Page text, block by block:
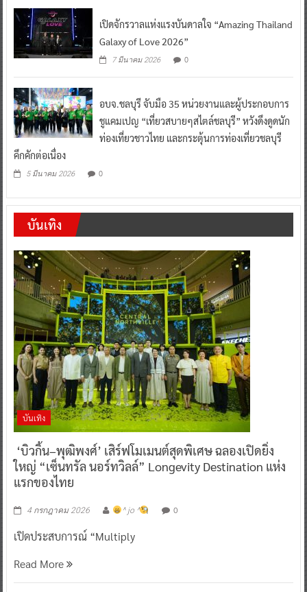
เปิดจักรวาลแห่งแรงบันดาลใจ “Amazing Thailand
Galaxy of Love 2026”
7 มีนาคม 2026 0
อบจ.ชลบุรี จับมือ 35 หน่วยงานและผู้ประกอบการ
ชูแคมเปญ “เที่ยวสบายๆสไตล์ชลบุรี” หวังดึงดูดนัก
ท่องเที่ยวชาวไทย และกระตุ้นการท่องเที่ยวชลบุรี
คึกคักต่อเนื่อง
5 มีนาคม 2026 0
บันเทิง
บันเทิง
‘บิวกิ้น–พุฒิพงศ์’ เสิร์ฟโมเมนต์สุดพิเศษ ฉลองเปิดยิ่ง
ใหญ่ “เซ็นทรัล นอร์ทวิลล์” Longevity Destination แห่ง
แรกของไทย
4 กรกฎาคม 2026 ^ jo ^ 0
เปิดประสบการณ์ “Multiply
Read More